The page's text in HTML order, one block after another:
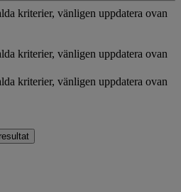
kriterier, vänligen uppdatera ovan
kriterier, vänligen uppdatera ovan
kriterier, vänligen uppdatera ovan
resultat